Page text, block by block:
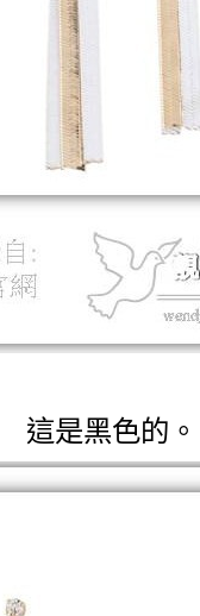
這是黑色的。